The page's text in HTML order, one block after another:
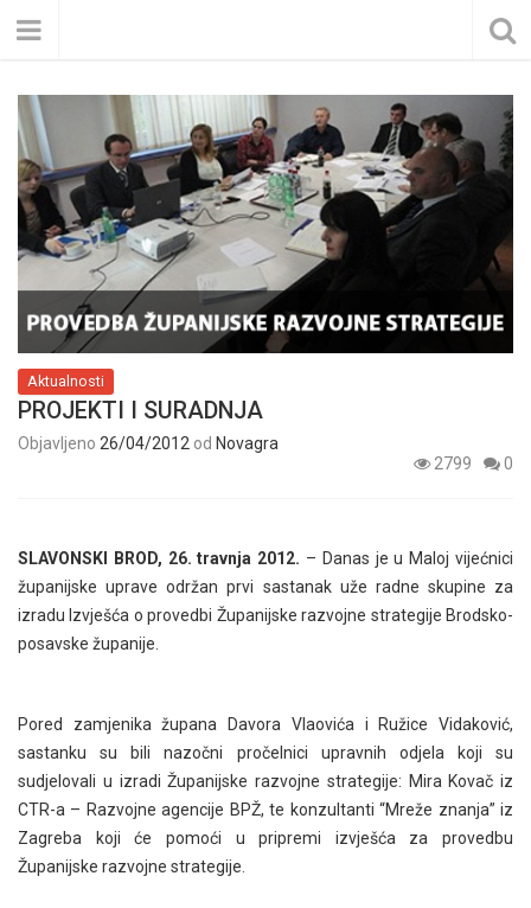
Aktualnosti
PROJEKTI I SURADNJA
Objavljeno 26/04/2012 od Novagra
2799
0
SLAVONSKI BROD, 26. travnja 2012. – Danas je u Maloj vijećnici
županijske uprave održan prvi sastanak uže radne skupine za
izradu Izvješća o provedbi Županijske razvojne strategije Brodsko-
posavske županije.
Pored zamjenika župana Davora Vlaovića i Ružice Vidaković,
sastanku su bili nazočni pročelnici upravnih odjela koji su
sudjelovali u izradi Županijske razvojne strategije: Mira Kovač iz
CTR-a – Razvojne agencije BPŽ, te konzultanti “Mreže znanja” iz
Zagreba koji će pomoći u pripremi izvješća za provedbu
Županijske razvojne strategije.